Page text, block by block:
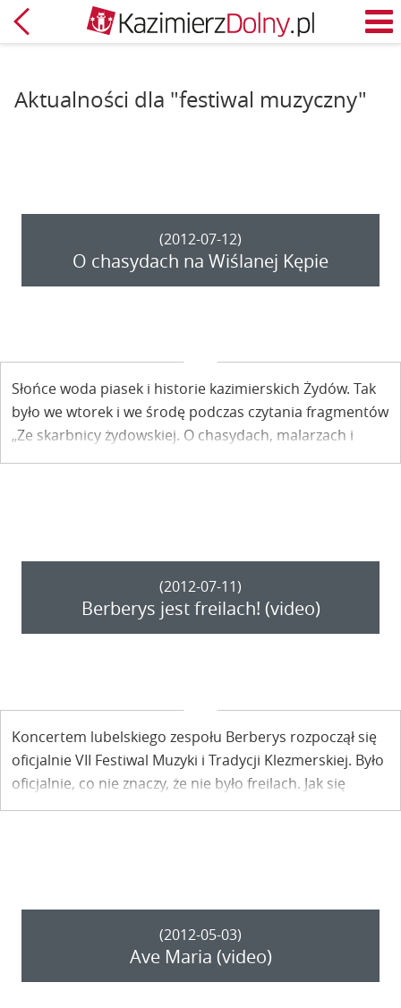
Powrót
Aktualności dla "festiwal muzyczny"
(2012-07-12)
O chasydach na Wiślanej Kępie
Słońce woda piasek i historie kazimierskich Żydów. Tak
było we wtorek i we środę podczas czytania fragmentów
„Ze skarbnicy żydowskiej. O chasydach, malarzach i
wizycie polskich dostojników” w ramach VII Festiwalu
(2012-07-11)
Berberys jest freilach! (video)
Koncertem lubelskiego zespołu Berberys rozpoczął się
oficjalnie VII Festiwal Muzyki i Tradycji Klezmerskiej. Było
oficjalnie, co nie znaczy, że nie było freilach. Jak się
bawiła publiczność w Knajpie u Fryzjera? Zobaczcie,
(2012-05-03)
Ave Maria (video)